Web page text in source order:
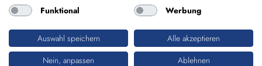
Impressum Datenschutz
Funktional
Werbung
Auswahl speichern
Alle akzeptieren
Nein, anpassen
Ablehnen